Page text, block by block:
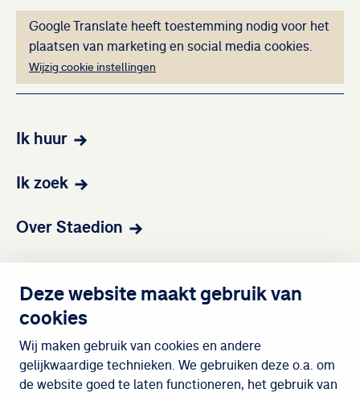
Deze website maakt gebruik van
cookies
Wij maken gebruik van cookies en andere
gelijkwaardige technieken. We gebruiken deze o.a. om
de website goed te laten functioneren, het gebruik van
Deze inhoud kan
Google Translate heeft toestemming nodig voor het
plaatsen van marketing en social media cookies.
Wijzig cookie instellingen
Ik huur
Ik zoek
Over Staedion
Wijken
Meedoen